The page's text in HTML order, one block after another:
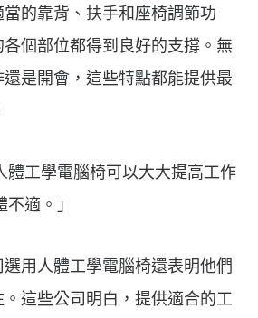
的靠背、扶手和座椅調節功
個部位都得到良好的支撐。無
是開會，這些特點都能提供最
體工學電腦椅可以大大提高工作
適。」
用人體工學電腦椅還表明他們
這些公司明白，提供適合的工